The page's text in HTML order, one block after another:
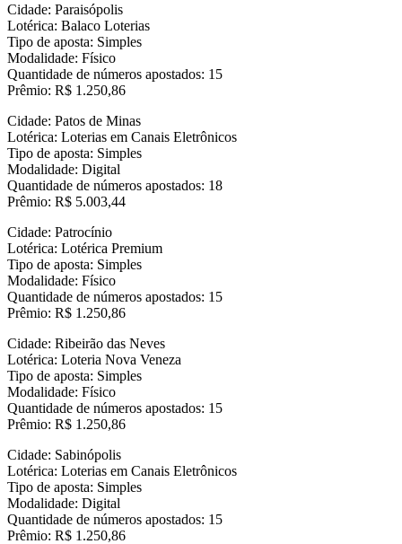
Cidade: Paraisópolis
Lotérica: Balaco Loterias
Tipo de aposta: Simples
Modalidade: Físico
Quantidade de números apostados: 15
Prêmio: R$ 1.250,86
Cidade: Patos de Minas
Lotérica: Loterias em Canais Eletrônicos
Tipo de aposta: Simples
Modalidade: Digital
Quantidade de números apostados: 18
Prêmio: R$ 5.003,44
Cidade: Patrocínio
Lotérica: Lotérica Premium
Tipo de aposta: Simples
Modalidade: Físico
Quantidade de números apostados: 15
Prêmio: R$ 1.250,86
Cidade: Ribeirão das Neves
Lotérica: Loteria Nova Veneza
Tipo de aposta: Simples
Modalidade: Físico
Quantidade de números apostados: 15
Prêmio: R$ 1.250,86
Cidade: Sabinópolis
Lotérica: Loterias em Canais Eletrônicos
Tipo de aposta: Simples
Modalidade: Digital
Quantidade de números apostados: 15
Prêmio: R$ 1.250,86